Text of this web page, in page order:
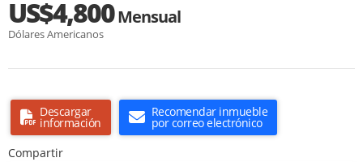
US$4,800Mensual
Dólares Americanos
Descargar
información
Recomendar inmueble
por correo electrónico
Compartir